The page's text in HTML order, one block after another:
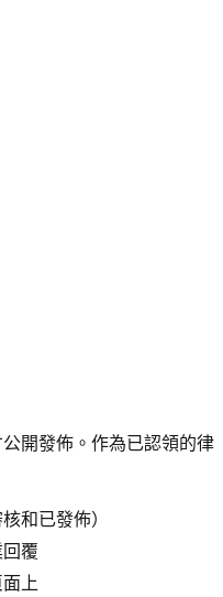
開發佈。作為已認領的律
和已發佈）
覆
上